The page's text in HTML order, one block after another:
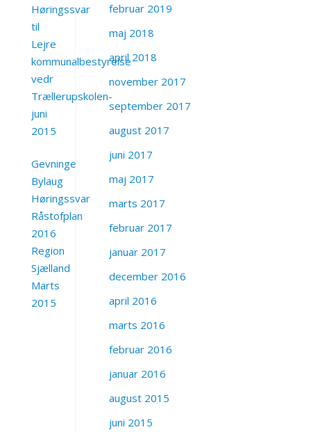
Høringssvar
til
Lejre
kommunalbestyrelse
vedr
Trællerupskolen-
juni
2015
Gevninge
Bylaug
Høringssvar
Råstofplan
2016
Region
Sjælland
Marts
2015
februar 2019
maj 2018
april 2018
november 2017
september 2017
august 2017
juni 2017
maj 2017
marts 2017
februar 2017
januar 2017
december 2016
april 2016
marts 2016
februar 2016
januar 2016
august 2015
juni 2015